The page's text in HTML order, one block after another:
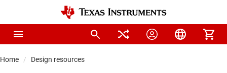
Home Design resources